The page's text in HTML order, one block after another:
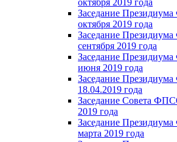
Заседание
октября 2019 года
Заседание
сентября 2019 года
Заседание
июня 2019 года
Заседание
18.04.2019 года
Заседание Совета
2019 года
Заседание
марта 2019 года